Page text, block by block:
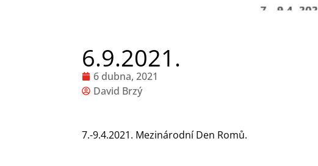
6.9.2021.
6 dubna, 2021
David Brzý
7.-9.4.2021. Mezinárodní Den Romů.